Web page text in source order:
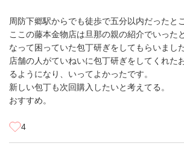
周防下郷駅からでも徒歩で五分以内だったとこ
ここの藤本金物店は旦那の親の紹介でいった
なって困っていた包丁研ぎをしてもらいました
店舗の人がていねいに包丁研ぎをしてくれた
るようになり、いってよかったです。
新しい包丁も次回購入したいと考えてる。
おすすめ。
4